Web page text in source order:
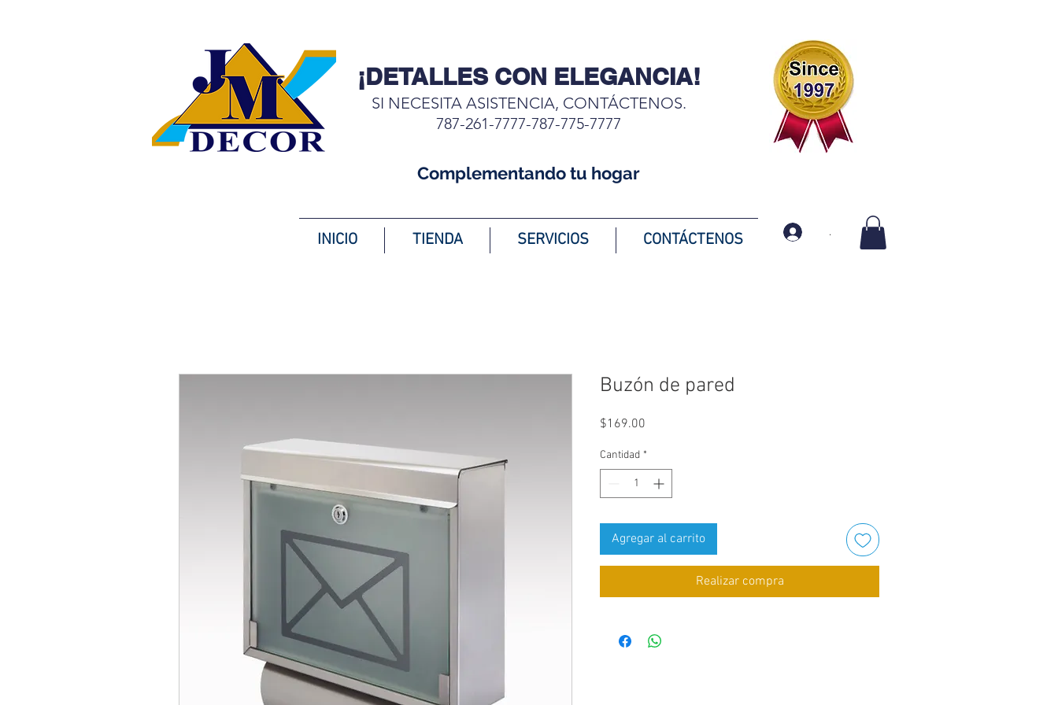
¡DETALLES CON ELEGANCIA!
SI NECESITA ASISTENCIA, CONTÁCTENOS.
787-261-7777-787-775-7777
Complementando tu hogar
INICIO TIENDA SERVICIOS CONTÁCTENOS .
Buzón de pared
$169.00
Cantidad *
Agregar al carrito
Realizar compra